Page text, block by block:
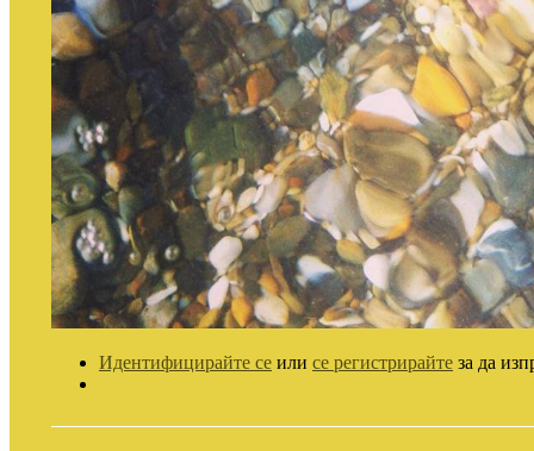
Идентифицирайте се или се регистрирайте за да